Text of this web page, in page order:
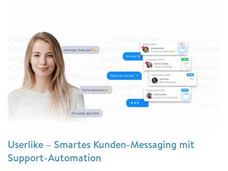
Userlike – Smartes Kunden-Messaging mit
Support-Automation